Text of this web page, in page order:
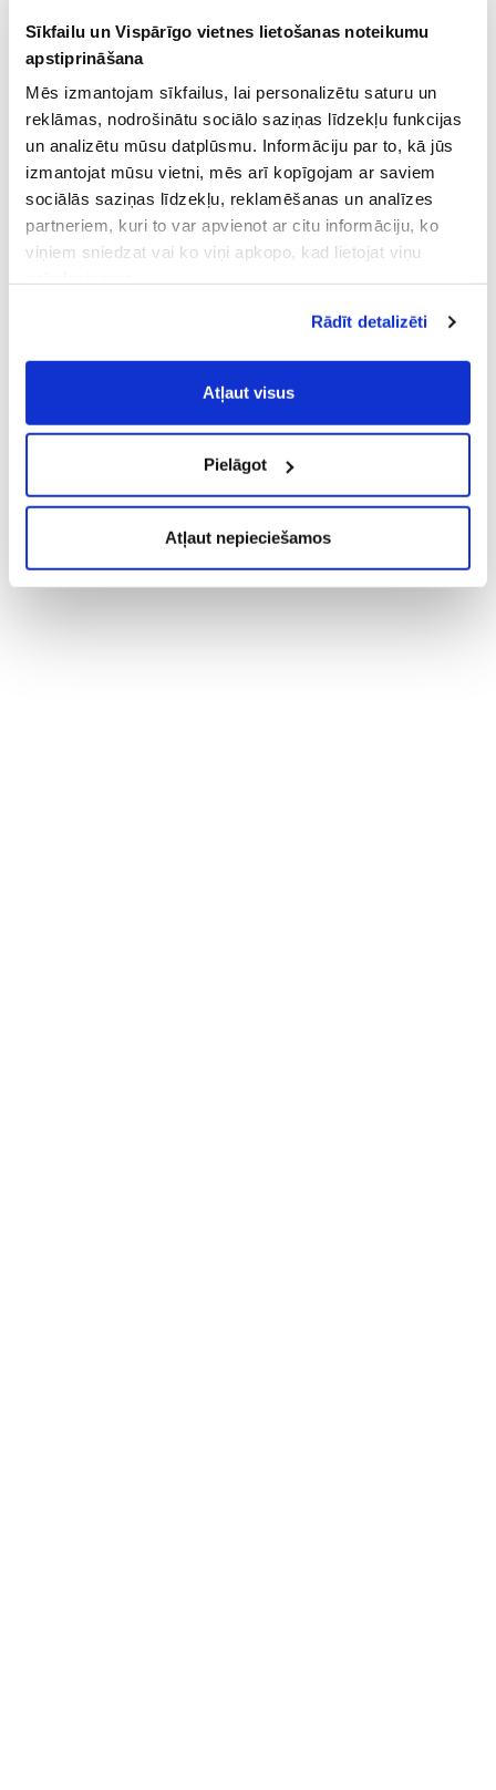
Sīkfailu un Vispārīgo vietnes lietošanas noteikumu
apstiprināšana
Mēs izmantojam sīkfailus, lai personalizētu saturu un
reklāmas, nodrošinātu sociālo saziņas līdzekļu funkcijas
un analizētu mūsu datplūsmu. Informāciju par to, kā jūs
izmantojat mūsu vietni, mēs arī kopīgojam ar saviem
sociālās saziņas līdzekļu, reklamēšanas un analīzes
partneriem, kuri to var apvienot ar citu informāciju, ko
viņiem sniedzat vai ko viņi apkopo, kad lietojat viņu
Vispārīgiem vietnes lietošanas
noteikumiem(saīsināti - VVLN).
Rādīt detalizēti
Atļaut visus
Pielāgot
Atļaut nepieciešamos